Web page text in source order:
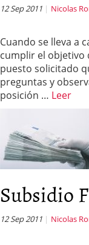
12 Sep 2011 Nicolas
Cuando se lleva a
cumplir el objetivo
puesto solicitado
preguntas y
posición … Leer
Subsidio
12 Sep 2011 Nicolas